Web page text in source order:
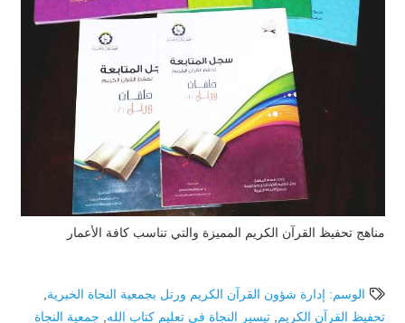
مناهج تحفيظ القرآن الكريم المميزة والتي تناسب كافة الأعمار
الوسم: إدارة شؤون القرآن الكريم ورتل بجمعية النجاة الخيرية,
تحفيظ القرآن الكريم,تيسير النجاة في تعليم كتاب الله, جمعية النجاة